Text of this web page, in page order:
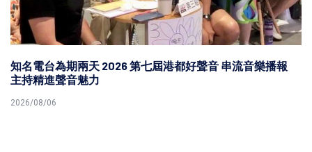
知名電台為期兩天 2026 第七屆港都好聲音 串流音樂播報
主持精進聲音魅力
2026/08/06